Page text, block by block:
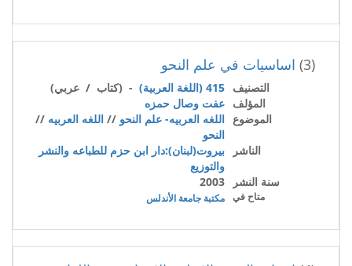
(3) اساسيات في علم النحو
التصنيف 415 (اللغة العربية)
- (كتاب / عربي)
المؤلف عفت وصال حمزه
الموضوع اللغه العربيه- علم النحو // اللغه العربيه //
النحو
الناشر
بيروت(لبنان):دار ابن حزم للطباعه والنشر
والتوزيع
سنة النشر
2003
متاح في مكتبة جامعة الأندلس